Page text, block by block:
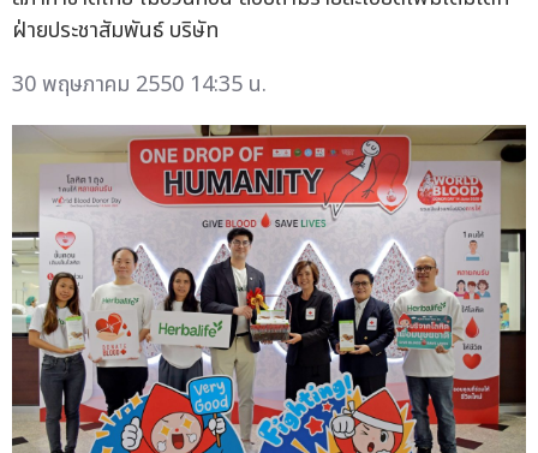
ฝ่ายประชาสัมพันธ์ บริษัท
30 พฤษภาคม 2550 14:35 น.